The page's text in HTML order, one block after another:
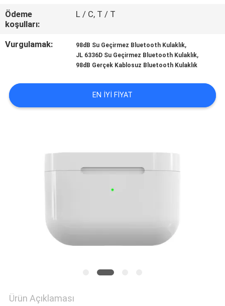
SITE
PRIVACY
POLICY
Ödeme
koşulları:
L / C, T / T
Vurgulamak: 98dB Su Geçirmez Bluetooth Kulaklık,
JL 6336D Su Geçirmez Bluetooth Kulaklık,
98dB Gerçek Kablosuz Bluetooth Kulaklık
EN IYI FIYAT
Ürün Açıklaması